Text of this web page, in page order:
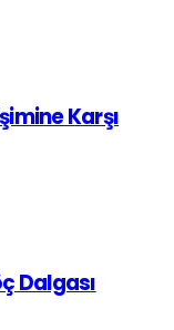
Karşı
Dalgası